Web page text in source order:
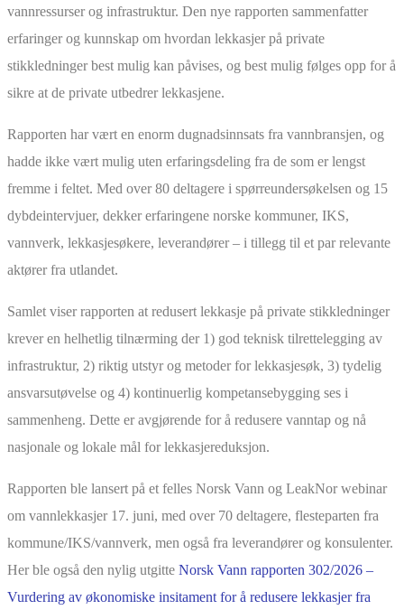
vannressurser og infrastruktur. Den nye rapporten sammenfatter
erfaringer og kunnskap om hvordan lekkasjer på private
stikkledninger best mulig kan påvises, og best mulig følges opp for å
sikre at de private utbedrer lekkasjene.
Rapporten har vært en enorm dugnadsinnsats fra vannbransjen, og
hadde ikke vært mulig uten erfaringsdeling fra de som er lengst
fremme i feltet. Med over 80 deltagere i spørreundersøkelsen og 15
dybdeintervjuer, dekker erfaringene norske kommuner, IKS,
vannverk, lekkasjesøkere, leverandører – i tillegg til et par relevante
aktører fra utlandet.
Samlet viser rapporten at redusert lekkasje på private stikkledninger
krever en helhetlig tilnærming der 1) god teknisk tilrettelegging av
infrastruktur, 2) riktig utstyr og metoder for lekkasjesøk, 3) tydelig
ansvarsutøvelse og 4) kontinuerlig kompetansebygging ses i
sammenheng. Dette er avgjørende for å redusere vanntap og nå
nasjonale og lokale mål for lekkasjereduksjon.
Rapporten ble lansert på et felles Norsk Vann og LeakNor webinar
om vannlekkasjer 17. juni, med over 70 deltagere, flesteparten fra
kommune/IKS/vannverk, men også fra leverandører og konsulenter.
Her ble også den nylig utgitte Norsk Vann rapporten 302/2026 –
Vurdering av økonomiske insitament for å redusere lekkasjer fra